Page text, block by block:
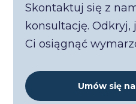
Skontaktuj się z
konsultację.
Ci osiągnąć
Umów się